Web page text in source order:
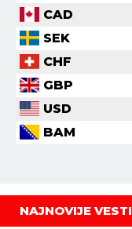
CAD
SEK
CHF
GBP
USD
BAM
NAJNOVIJE VESTI